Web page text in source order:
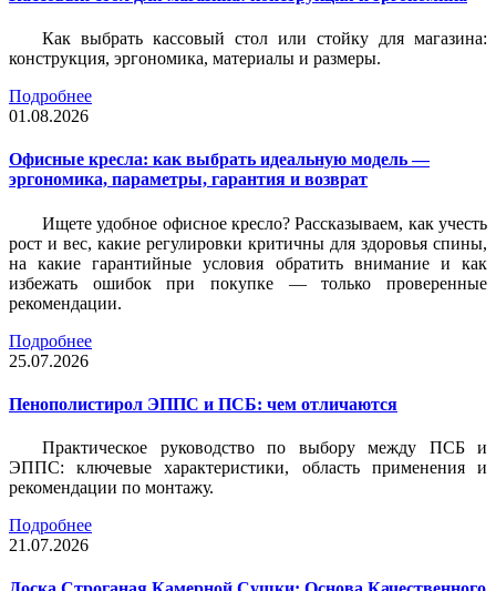
Как выбрать кассовый стол или стойку для магазина:
конструкция, эргономика, материалы и размеры.
Подробнее
01.08.2026
Офисные кресла: как выбрать идеальную модель —
эргономика, параметры, гарантия и возврат
Ищете удобное офисное кресло? Рассказываем, как учесть
рост и вес, какие регулировки критичны для здоровья спины,
на какие гарантийные условия обратить внимание и как
избежать ошибок при покупке — только проверенные
рекомендации.
Подробнее
25.07.2026
Пенополистирол ЭППС и ПСБ: чем отличаются
Практическое руководство по выбору между ПСБ и
ЭППС: ключевые характеристики, область применения и
рекомендации по монтажу.
Подробнее
21.07.2026